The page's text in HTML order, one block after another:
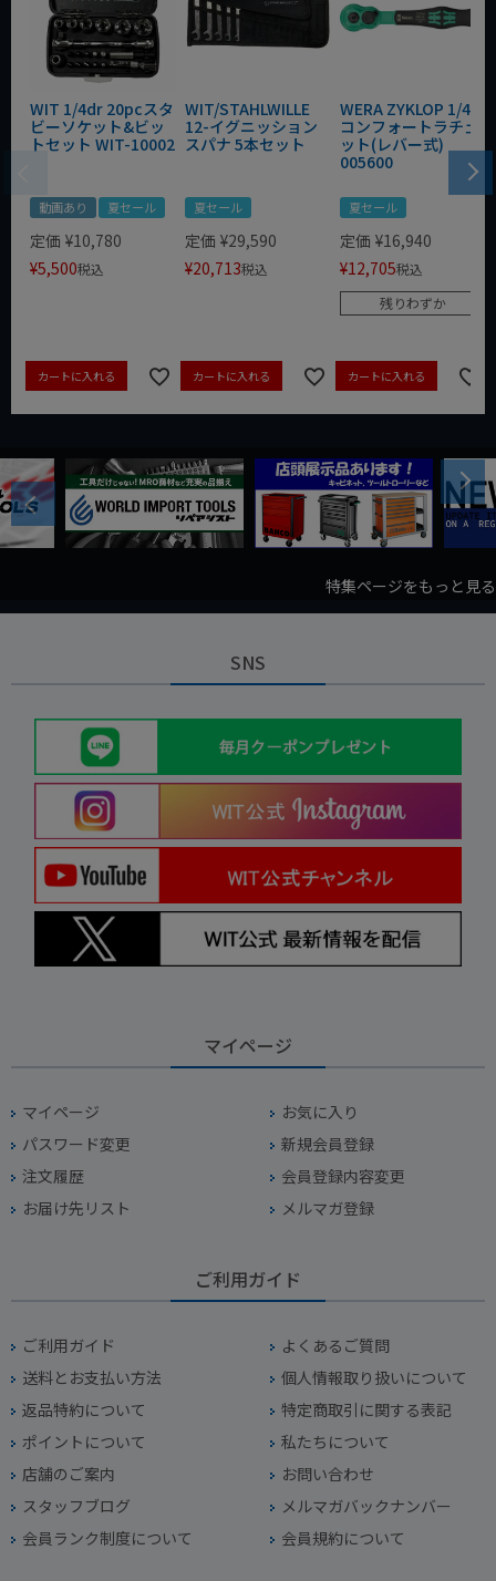
WIT 1/4dr 20pcスタ
ビーソケット&ビッ
トセット WIT-10002
動画あり 夏セール
定価 ¥10,780
¥5,500税込
カートに入れる
WIT/STAHLWILLE
12-イグニッション
スパナ 5本セット
夏セール
定価 ¥29,590
¥20,713税込
カートに入れる
WERA ZYKLOP 1/4"
コンフォートラチェ
ット(レバー式)
005600
夏セール
定価 ¥16,940
¥12,705税込
残りわずか
カートに入れる
Previous
Next
特集ページをもっと見る
SNS
マイページ
マイページ
お気に入り
パスワード変更
新規会員登録
注文履歴
会員登録内容変更
お届け先リスト
メルマガ登録
ご利用ガイド
ご利用ガイド
よくあるご質問
送料とお支払い方法
個人情報取り扱いについて
返品特約について
特定商取引に関する表記
ポイントについて
私たちについて
店舗のご案内
お問い合わせ
スタッフブログ
メルマガバックナンバー
会員ランク制度について
会員規約について